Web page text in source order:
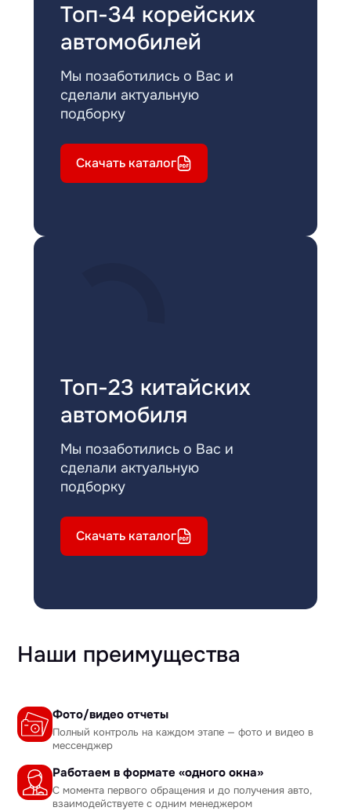
Топ-34 корейских
автомобилей
Мы позаботились о Вас и
сделали актуальную
подборку
Скачать каталог
Топ-23 китайских
автомобиля
Мы позаботились о Вас и
сделали актуальную
подборку
Скачать каталог
Наши преимущества
Фото/видео отчеты
Полный контроль на каждом этапе — фото и видео в
мессенджер
Работаем в формате «одного окна»
С момента первого обращения и до получения авто,
взаимодействуете с одним менеджером